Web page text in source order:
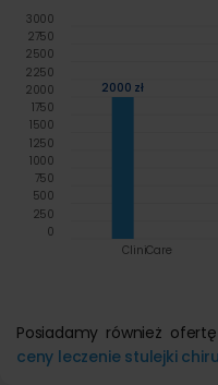
2000 zł
CliniCare
0
250
500
750
1000
1250
1500
1750
2000
2250
2500
2750
3000
Posiadamy również
ceny leczenie stulejki